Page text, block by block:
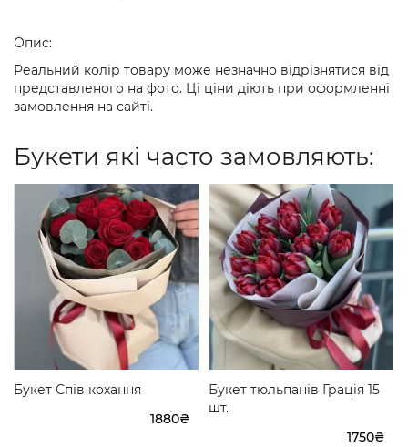
Опис:
Реальний колір товару може незначно відрізнятися від
представленого на фото. Ці ціни діють при оформленні
замовлення на сайті.
Букети які часто замовляють:
Букет Спів кохання
1880₴
Букет тюльпанів Грація 15
шт.
1750₴